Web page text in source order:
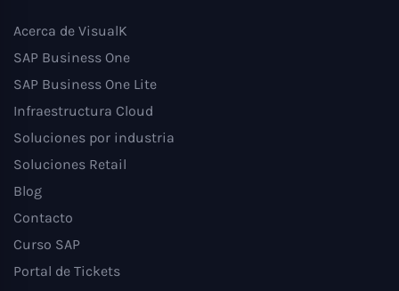
Acerca de VisualK
SAP Business One
SAP Business One Lite
Infraestructura Cloud
Soluciones por industria
Soluciones Retail
Blog
Contacto
Curso SAP
Portal de Tickets